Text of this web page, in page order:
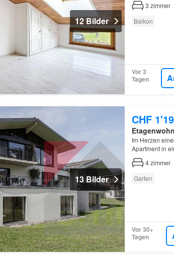
12 Bilder
3 zimmer
Balkon
Vor 3
Tagen
13 Bilder
CHF
Im Herzen
Apartment in
4zimmer
Garten
Vor 30+
Tagen